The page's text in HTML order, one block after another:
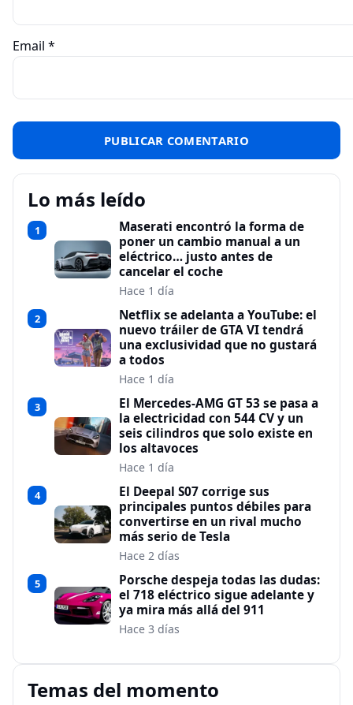
Email *
Lo más leído
1
Maserati encontró la forma de
poner un cambio manual a un
eléctrico… justo antes de
cancelar el coche
Hace 1 día
2
Netflix se adelanta a YouTube: el
nuevo tráiler de GTA VI tendrá
una exclusividad que no gustará
a todos
Hace 1 día
3
El Mercedes-AMG GT 53 se pasa a
la electricidad con 544 CV y un
seis cilindros que solo existe en
los altavoces
Hace 1 día
4
El Deepal S07 corrige sus
principales puntos débiles para
convertirse en un rival mucho
más serio de Tesla
Hace 2 días
5
Porsche despeja todas las dudas:
el 718 eléctrico sigue adelante y
ya mira más allá del 911
Hace 3 días
Temas del momento